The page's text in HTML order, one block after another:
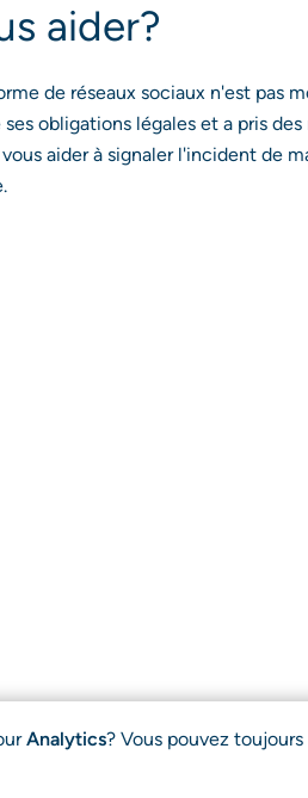
aider?
de réseaux sociaux n'est pas
obligations légales et a pris des
aider à signaler l'incident de
Analytics? Vous pouvez